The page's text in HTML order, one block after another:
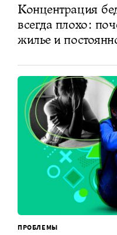
Концентрация
всегда плохо:
жилье и
ПРОБЛЕМЫ